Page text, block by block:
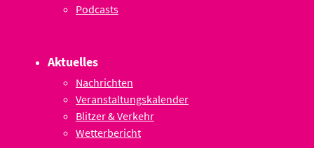
Podcasts
Aktuelles
Nachrichten
Veranstaltungskalender
Blitzer & Verkehr
Wetterbericht